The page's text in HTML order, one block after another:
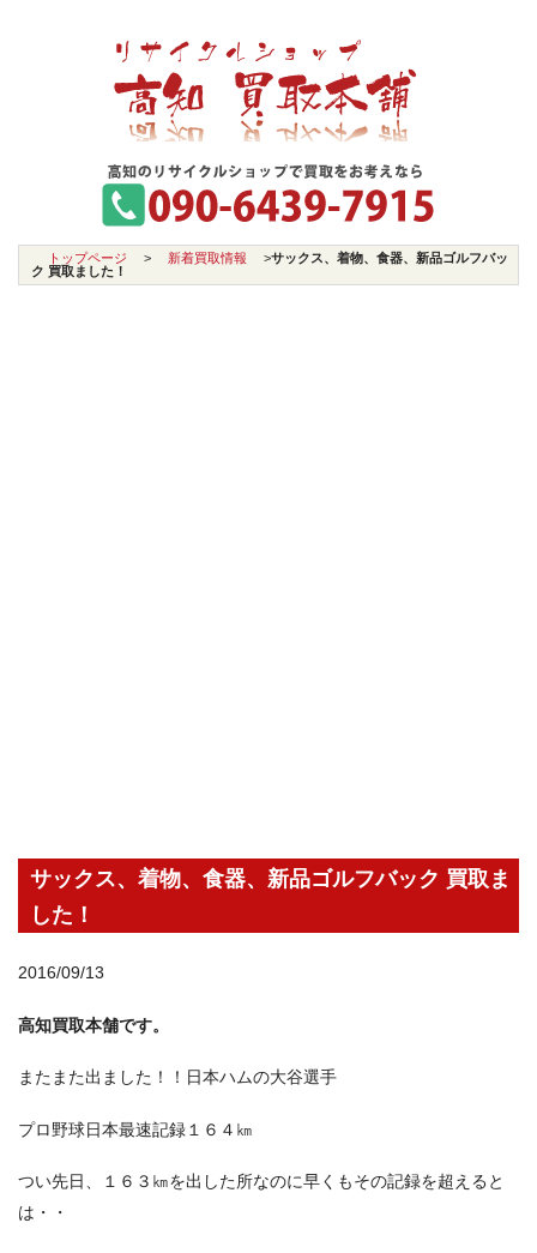
トップページ > 新着買取情報 >サックス、着物、食器、新品ゴルフバッ
ク 買取ました！
サックス、着物、食器、新品ゴルフバック 買取ま
した！
2016/09/13
高知買取本舗です。
またまた出ました！！日本ハムの大谷選手
プロ野球日本最速記録１６４㎞
つい先日、１６３㎞を出した所なのに早くもその記録を超えると
は・・